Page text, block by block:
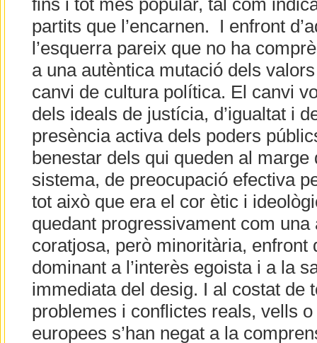
fins i tot més popular, tal com
partits que l’encarnen. I enfront
l’esquerra pareix que no ha
a una autèntica mutació dels
canvi de cultura política. El canvi
dels ideals de justícia, d’igualtat i
presència activa dels poders
benestar dels qui queden al
sistema, de preocupació efectiva
tot això que era el cor ètic i
quedant progressivament com una
coratjosa, però minoritària, enfront
dominant a l’interès egoista i a la
immediata del desig. I al costat de
problemes i conflictes reals, vells
europees s’han negat a la